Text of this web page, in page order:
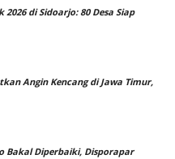
2026 di Sidoarjo: 80 Desa Siap
Angin Kencang di Jawa Timur,
Bakal Diperbaiki, Disporapar